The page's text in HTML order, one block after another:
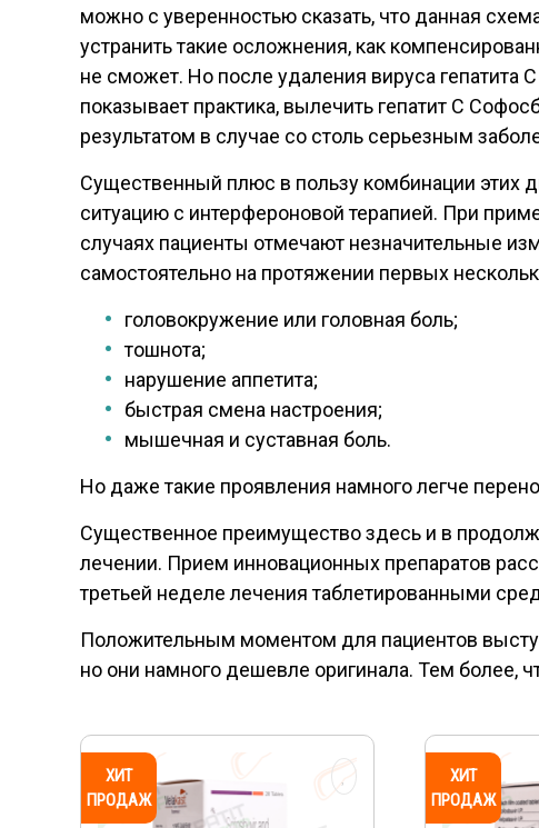
можно с уверенностью сказать, что данная
устранить такие осложнения, как
не сможет. Но после удаления вируса гепатита
показывает практика, вылечить гепатит С
результатом в случае со столь серьезным
Существенный плюс в пользу комбинации этих
ситуацию с интерфероновой терапией. При
случаях пациенты отмечают незначительные
самостоятельно на протяжении первых
головокружение или головная боль;
тошнота;
нарушение аппетита;
быстрая смена настроения;
мышечная и суставная боль.
Но даже такие проявления намного легче
Существенное преимущество здесь и в
лечении. Прием инновационных препаратов
третьей неделе лечения таблетированными
Положительным моментом для пациентов
но они намного дешевле оригинала. Тем более,
ХИТ
ПРОДАЖ
ХИТ
ПРОДАЖ